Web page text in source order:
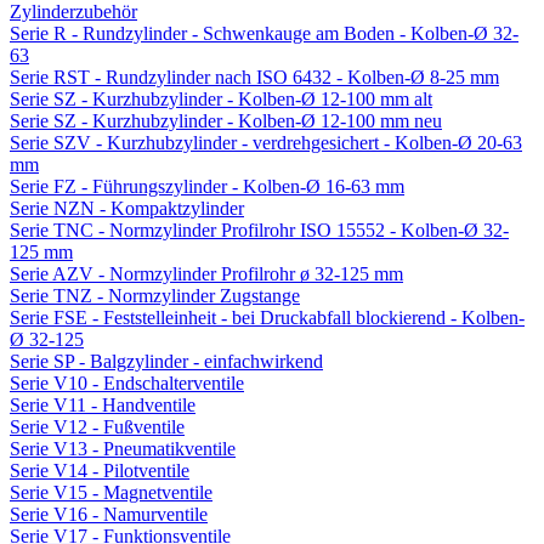
Zylinderzubehör
Serie R - Rundzylinder - Schwenkauge am Boden - Kolben-Ø 32-
63
Serie RST - Rundzylinder nach ISO 6432 - Kolben-Ø 8-25 mm
Serie SZ - Kurzhubzylinder - Kolben-Ø 12-100 mm alt
Serie SZ - Kurzhubzylinder - Kolben-Ø 12-100 mm neu
Serie SZV - Kurzhubzylinder - verdrehgesichert - Kolben-Ø 20-63
mm
Serie FZ - Führungszylinder - Kolben-Ø 16-63 mm
Serie NZN - Kompaktzylinder
Serie TNC - Normzylinder Profilrohr ISO 15552 - Kolben-Ø 32-
125 mm
Serie AZV - Normzylinder Profilrohr ø 32-125 mm
Serie TNZ - Normzylinder Zugstange
Serie FSE - Feststelleinheit - bei Druckabfall blockierend - Kolben-
Ø 32-125
Serie SP - Balgzylinder - einfachwirkend
Serie V10 - Endschalterventile
Serie V11 - Handventile
Serie V12 - Fußventile
Serie V13 - Pneumatikventile
Serie V14 - Pilotventile
Serie V15 - Magnetventile
Serie V16 - Namurventile
Serie V17 - Funktionsventile